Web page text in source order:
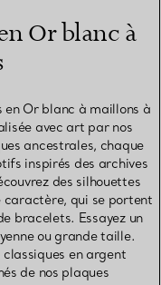
Or blanc à
en Or blanc à maillons à
avec art par nos
ancestrales, chaque
inspirés des archives
des silhouettes
qui se portent
bracelets. Essayez un
ou grande taille.
en argent
de nos plaques